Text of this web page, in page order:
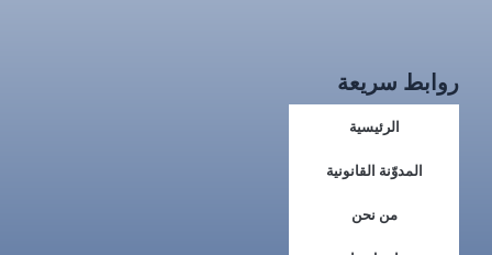
روابط سريعة
الرئيسية
المدوّنة القانونية
من نحن